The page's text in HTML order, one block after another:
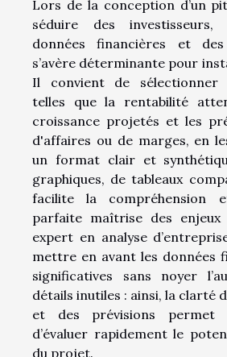
Lors de la conception d’un
séduire des investisseurs,
données financières et
s’avère déterminante pour
Il convient de sélectionner
telles que la rentabilité
croissance projetés et les
d'affaires ou de marges, en
un format clair et
graphiques, de tableaux
facilite la compréhension
parfaite maîtrise des enjeux
expert en analyse
mettre en avant les données
significatives sans noyer
détails inutiles : ainsi, la clarté
et des prévisions permet
d’évaluer rapidement le
du projet.